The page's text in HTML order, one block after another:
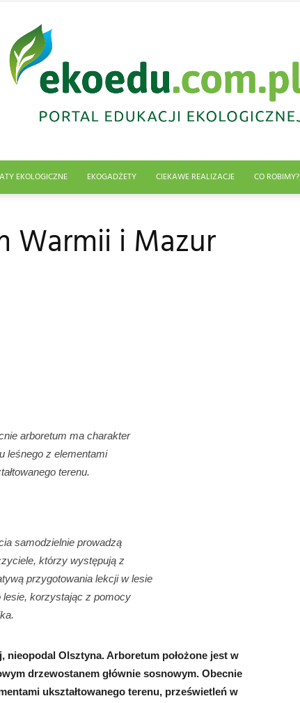
EKOLOGICZNE EKOGADŻETY CIEKAWE REALIZACJE CO ROBIMY?
Warmii i Mazur
arboretum ma charakter
leśnego z elementami
terenu.
samodzielnie prowadzą
którzy występują z
przygotowania lekcji w lesie
lesie, korzystając z pomocy
Olsztyna. Arboretum położone jest w
drzewostanem głównie sosnowym. Obecnie
ukształtowanego terenu, prześwietleń w